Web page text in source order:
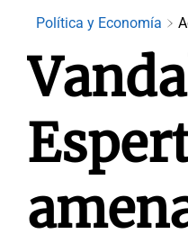
Política y Economía